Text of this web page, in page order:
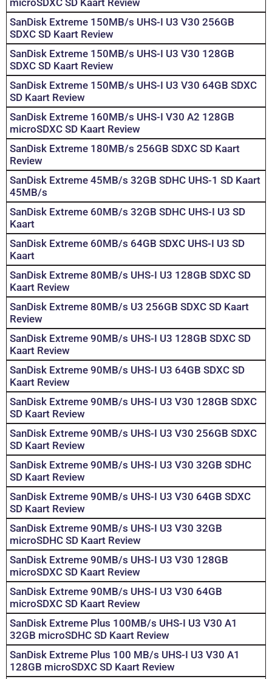
SanDisk Extreme 150MB/s UHS-I U3 V30 256GB
SDXC SD Kaart Review
SanDisk Extreme 150MB/s UHS-I U3 V30 128GB
SDXC SD Kaart Review
SanDisk Extreme 150MB/s UHS-I U3 V30 64GB SDXC
SD Kaart Review
SanDisk Extreme 160MB/s UHS-I V30 A2 128GB
microSDXC SD Kaart Review
SanDisk Extreme 180MB/s 256GB SDXC SD Kaart
Review
SanDisk Extreme 45MB/s 32GB SDHC UHS-1 SD Kaart
45MB/s
SanDisk Extreme 60MB/s 32GB SDHC UHS-I U3 SD
Kaart
SanDisk Extreme 60MB/s 64GB SDXC UHS-I U3 SD
Kaart
SanDisk Extreme 80MB/s UHS-I U3 128GB SDXC SD
Kaart Review
SanDisk Extreme 80MB/s U3 256GB SDXC SD Kaart
Review
SanDisk Extreme 90MB/s UHS-I U3 128GB SDXC SD
Kaart Review
SanDisk Extreme 90MB/s UHS-I U3 64GB SDXC SD
Kaart Review
SanDisk Extreme 90MB/s UHS-I U3 V30 128GB SDXC
SD Kaart Review
SanDisk Extreme 90MB/s UHS-I U3 V30 256GB SDXC
SD Kaart Review
SanDisk Extreme 90MB/s UHS-I U3 V30 32GB SDHC
SD Kaart Review
SanDisk Extreme 90MB/s UHS-I U3 V30 64GB SDXC
SD Kaart Review
SanDisk Extreme 90MB/s UHS-I U3 V30 32GB
microSDHC SD Kaart Review
SanDisk Extreme 90MB/s UHS-I U3 V30 128GB
microSDXC SD Kaart Review
SanDisk Extreme 90MB/s UHS-I U3 V30 64GB
microSDXC SD Kaart Review
SanDisk Extreme Plus 100MB/s UHS-I U3 V30 A1
32GB microSDHC SD Kaart Review
SanDisk Extreme Plus 100 MB/s UHS-I U3 V30 A1
128GB microSDXC SD Kaart Review